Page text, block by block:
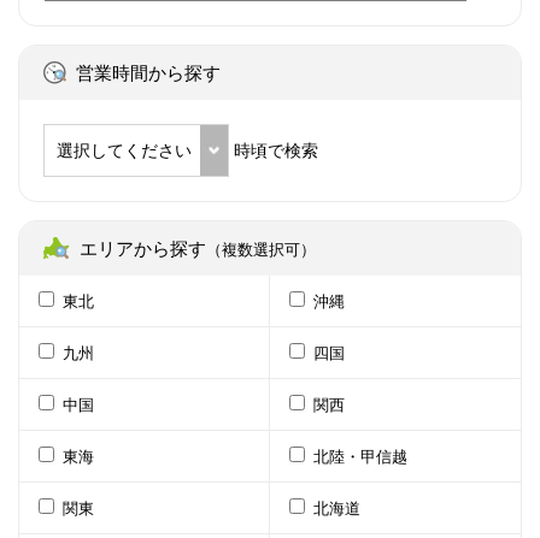
営業時間から探す
選択してください 時頃で検索
エリアから探す （複数選択可）
東北 沖縄
九州 四国
中国 関西
東海 北陸・甲信越
関東 北海道